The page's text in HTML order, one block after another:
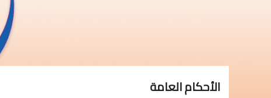
الأحكام العامة